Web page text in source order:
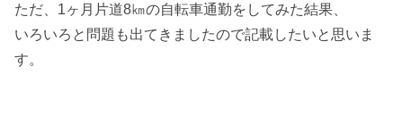
ただ、1ヶ月片道8㎞の自転車通勤をしてみた結果、
いろいろと問題も出てきましたので記載したいと思いま
す。